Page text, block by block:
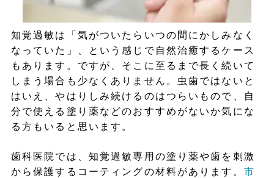
知覚過敏は「気がついたらいつの間にかしみなく
なっていた」、という感じで自然治癒するケース
もあります。ですが、そこに至るまで長く続いて
しまう場合も少なくありません。虫歯ではないと
はいえ、やはりしみ続けるのはつらいもので、自
分で使える塗り薬などのおすすめがないか気にな
る方もいると思います。
歯科医院では、知覚過敏専用の塗り薬や歯を刺激
から保護するコーティングの材料があります。 市